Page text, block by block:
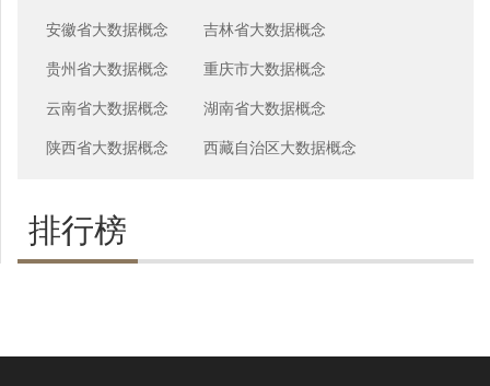
安徽省大数据概念 吉林省大数据概念
贵州省大数据概念 重庆市大数据概念
云南省大数据概念 湖南省大数据概念
陕西省大数据概念 西藏自治区大数据概念
排行榜